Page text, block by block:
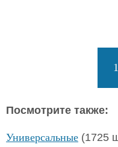
1
Посмотрите также:
Универсальные (1725